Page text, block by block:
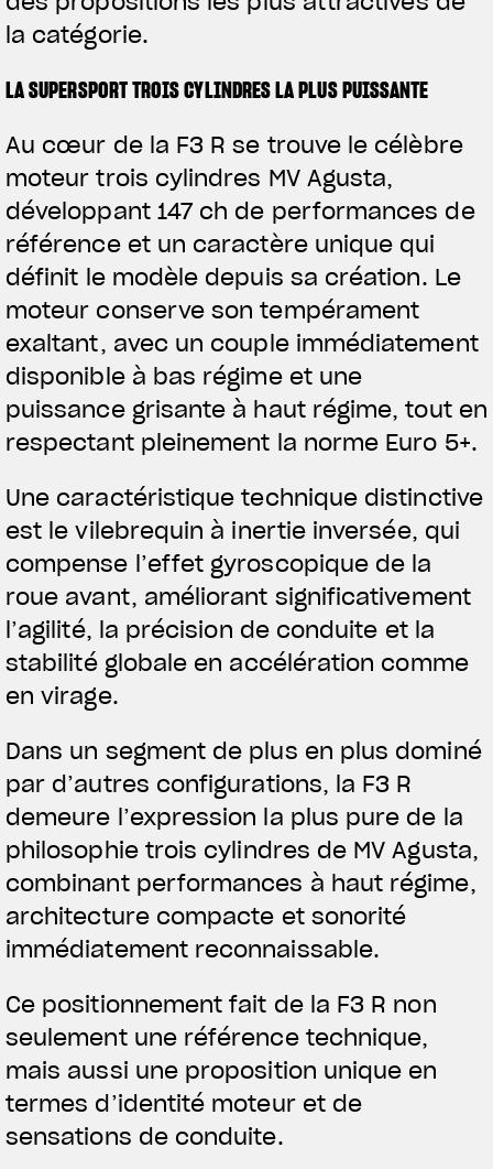
la catégorie.
LA SUPERSPORT TROIS CYLINDRES LA PLUS PUISSANTE
Au cœur de la F3 R se trouve le célèbre
moteur trois cylindres MV Agusta,
développant 147 ch de performances de
référence et un caractère unique qui
définit le modèle depuis sa création. Le
moteur conserve son tempérament
exaltant, avec un couple immédiatement
disponible à bas régime et une
puissance grisante à haut régime, tout en
respectant pleinement la norme Euro 5+.
Une caractéristique technique distinctive
est le vilebrequin à inertie inversée, qui
compense l’effet gyroscopique de la
roue avant, améliorant significativement
l’agilité, la précision de conduite et la
stabilité globale en accélération comme
en virage.
Dans un segment de plus en plus dominé
par d’autres configurations, la F3 R
demeure l’expression la plus pure de la
philosophie trois cylindres de MV Agusta,
combinant performances à haut régime,
architecture compacte et sonorité
immédiatement reconnaissable.
Ce positionnement fait de la F3 R non
seulement une référence technique,
mais aussi une proposition unique en
termes d’identité moteur et de
sensations de conduite.